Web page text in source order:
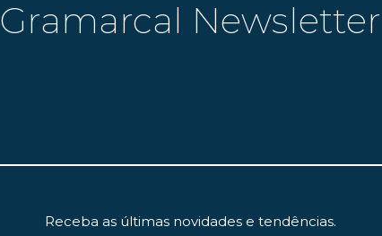
Gramarcal Newsletter
Receba as últimas novidades e tendências.